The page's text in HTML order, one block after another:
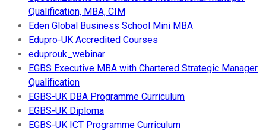
Qualification, MBA, CIM
Eden Global Business School Mini MBA
Edupro-UK Accredited Courses
eduprouk_webinar
EGBS Executive MBA with Chartered Strategic Manager
Qualification
EGBS-UK DBA Programme Curriculum
EGBS-UK Diploma
EGBS-UK ICT Programme Curriculum